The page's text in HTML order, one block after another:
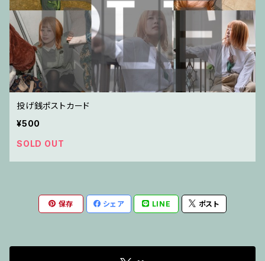
投げ銭ポストカード
¥500
SOLD OUT
保存 シェア LINE ポスト